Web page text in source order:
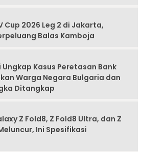
Cup 2026 Leg 2 di Jakarta,
Balas Kamboja
Kasus Peretasan Bank
Warga Negara Bulgaria dan
Ditangkap
Z Fold8, Z Fold8 Ultra, dan Z
Ini Spesifikasi